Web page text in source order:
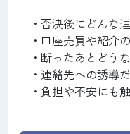
・否決後にどんな
・口座売買や紹介
・断ったあとどう
・連絡先への誘導
・負担や不安にも